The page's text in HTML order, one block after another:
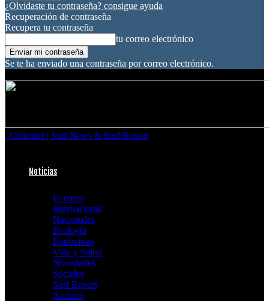
¿Olvidaste tu contraseña? consigue ayuda
Recuperación de contraseña
Recupera tu contraseña
tu correo electrónico
Se te ha enviado una contraseña por correo electrónico.
Chilesurf | Surf News & Surf Report
Noticias
Eventos
Internacional
Nacionales
Ecología
Entrevistas
Vida y Salud
Novedades
Sociales
Surf Report
Archivo